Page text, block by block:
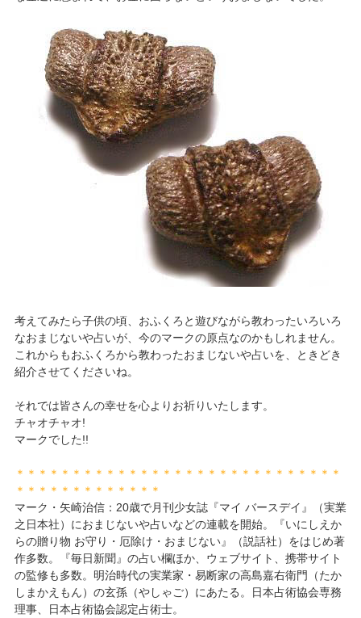
考えてみたら子供の頃、おふくろと遊びながら教わったいろいろ
なおまじないや占いが、今のマークの原点なのかもしれません。
これからもおふくろから教わったおまじないや占いを、ときどき
紹介させてくださいね。
それでは皆さんの幸せを心よりお祈りいたします。
チャオチャオ!
マークでした!!
＊＊＊＊＊＊＊＊＊＊＊＊＊＊＊＊＊＊＊＊＊＊＊＊＊＊＊＊＊
＊＊＊＊＊＊＊＊＊＊＊＊＊
マーク・矢崎治信：20歳で月刊少女誌『マイ バースデイ』（実業
之日本社）におまじないや占いなどの連載を開始。『いにしえか
らの贈り物 お守り・厄除け・おまじない』（説話社）をはじめ著
作多数。『毎日新聞』の占い欄ほか、ウェブサイト、携帯サイト
の監修も多数。明治時代の実業家・易断家の高島嘉右衛門（たか
しまかえもん）の玄孫（やしゃご）にあたる。日本占術協会専務
理事、日本占術協会認定占術士。